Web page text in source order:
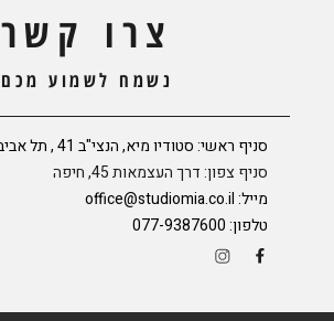
צרו קשר
נשמח לשמוע מכם
סניף ראשי: סטודיו מיא, הנצי"ב 41 , תל אביב יפו
סניף צפון: דרך העצמאות 45, חיפה
מייל:office@studiomia.co.il
טלפון:077-9387600